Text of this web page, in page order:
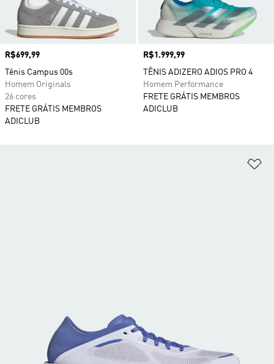
Preço
R$699,99
Tênis Campus 00s
Homem Originals
26 cores
FRETE GRÁTIS MEMBROS
ADICLUB
Preço
R$1.999,99
TÊNIS ADIZERO ADIOS PRO 4
Homem Performance
FRETE GRÁTIS MEMBROS
ADICLUB